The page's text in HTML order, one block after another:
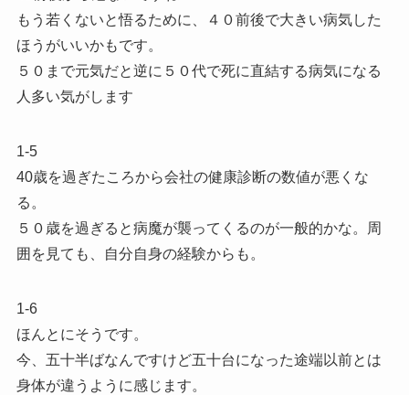
もう若くないと悟るために、４０前後で大きい病気した
ほうがいいかもです。
５０まで元気だと逆に５０代で死に直結する病気になる
人多い気がします
1-5
40歳を過ぎたころから会社の健康診断の数値が悪くな
る。
５０歳を過ぎると病魔が襲ってくるのが一般的かな。周
囲を見ても、自分自身の経験からも。
1-6
ほんとにそうです。
今、五十半ばなんですけど五十台になった途端以前とは
身体が違うように感じます。